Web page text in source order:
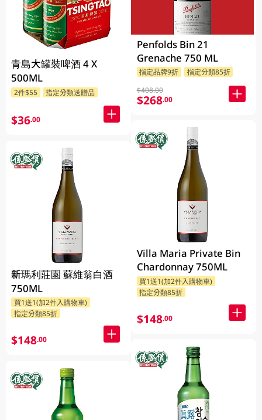
青島大罐裝啤酒 4 X
500ML
2件$55 指定分類送贈品
$36.00
新瑪利莊園 蘇維翁白酒
750ML
買1送1(加2件入購物車)
指定分類85折
$148.00
Penfolds Bin 21
Grenache 750 ML
指定品牌9折
指定分類85折
$408.00
$268.00
Villa Maria Private Bin
Chardonnay 750ML
買1送1(加2件入購物車)
指定分類85折
$148.00